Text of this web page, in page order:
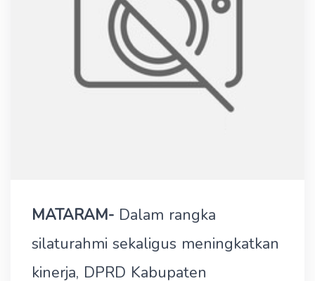
MATARAM- Dalam rangka
silaturahmi sekaligus meningkatkan
kinerja, DPRD Kabupaten